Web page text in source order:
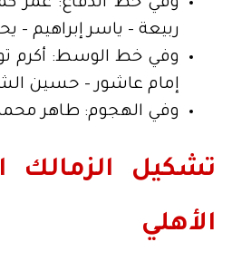
ربيعة – ياسر إبراهيم –
وفي خط الوسط: أكرم
إمام عاشور – حسين
وفي الهجوم: طاهر
تشكيل الزمالك
الأهلي